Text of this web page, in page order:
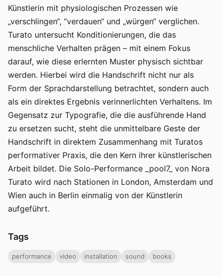
Künstlerin mit physiologischen Prozessen wie
„verschlingen“, “verdauen“ und „würgen“ verglichen.
Turato untersucht Konditionierungen, die das
menschliche Verhalten prägen – mit einem Fokus
darauf, wie diese erlernten Muster physisch sichtbar
werden. Hierbei wird die Handschrift nicht nur als
Form der Sprachdarstellung betrachtet, sondern auch
als ein direktes Ergebnis verinnerlichten Verhaltens. Im
Gegensatz zur Typografie, die die ausführende Hand
zu ersetzen sucht, steht die unmittelbare Geste der
Handschrift in direktem Zusammenhang mit Turatos
performativer Praxis, die den Kern ihrer künstlerischen
Arbeit bildet. Die Solo-Performance _pool7_ von Nora
Turato wird nach Stationen in London, Amsterdam und
Wien auch in Berlin einmalig von der Künstlerin
aufgeführt.
Tags
performance video installation sound books